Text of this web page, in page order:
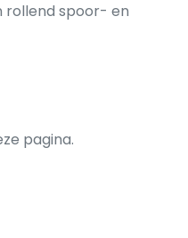
rollend spoor- en
pagina.